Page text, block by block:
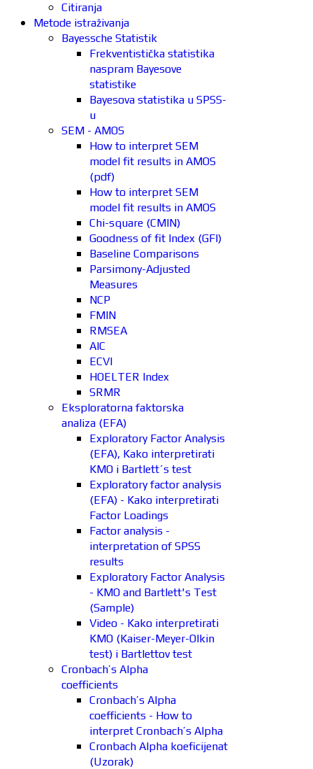
Citiranja
Metode istraživanja
Bayessche Statistik
Frekventistička statistika
naspram Bayesove
statistike
Bayesova statistika u SPSS-
u
SEM - AMOS
How to interpret SEM
model fit results in AMOS
(pdf)
How to interpret SEM
model fit results in AMOS
Chi-square (CMIN)
Goodness of fit Index (GFI)
Baseline Comparisons
Parsimony-Adjusted
Measures
NCP
FMIN
RMSEA
AIC
ECVI
HOELTER Index
SRMR
Eksploratorna faktorska
analiza (EFA)
Exploratory Factor Analysis
(EFA), Kako interpretirati
KMO i Bartlett´s test
Exploratory factor analysis
(EFA) - Kako interpretirati
Factor Loadings
Factor analysis -
interpretation of SPSS
results
Exploratory Factor Analysis
- KMO and Bartlett's Test
(Sample)
Video - Kako interpretirati
KMO (Kaiser-Meyer-Olkin
test) i Bartlettov test
Cronbach’s Alpha
coefficients
Cronbach’s Alpha
coefficients - How to
interpret Cronbach’s Alpha
Cronbach Alpha koeficijenat
(Uzorak)